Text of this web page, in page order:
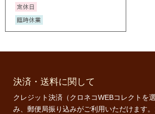
決済・送料に関して
クレジット決済（クロネコWEBコレクトを
み、郵便局振り込みがご利用いただけます